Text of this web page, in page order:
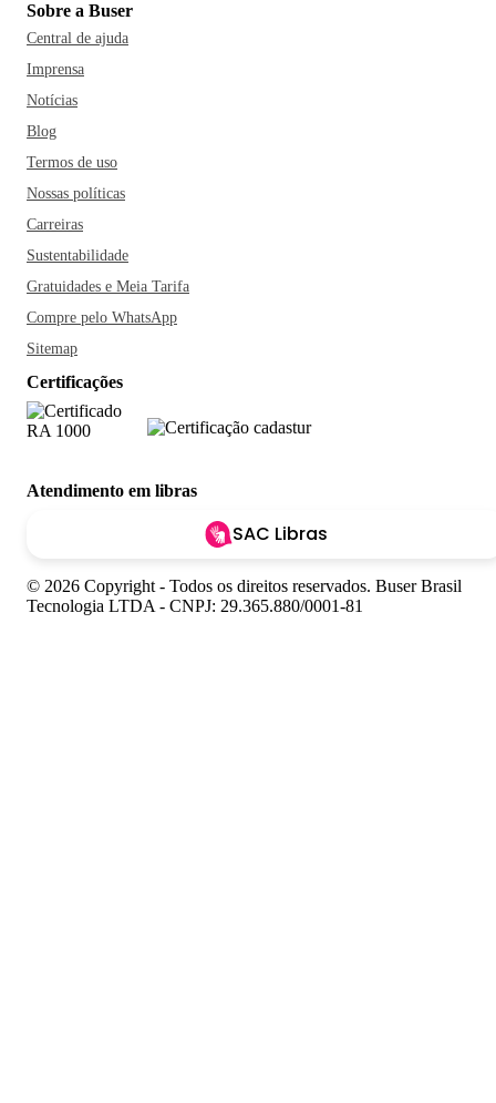
Sobre a Buser
Central de ajuda
Imprensa
Notícias
Blog
Termos de uso
Nossas políticas
Carreiras
Sustentabilidade
Gratuidades e Meia Tarifa
Compre pelo WhatsApp
Sitemap
Certificações
Atendimento em libras
SAC Libras
© 2026 Copyright - Todos os direitos reservados. Buser Brasil
Tecnologia LTDA - CNPJ: 29.365.880/0001-81